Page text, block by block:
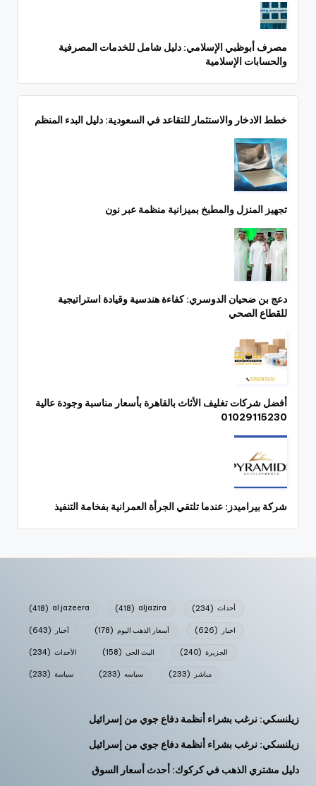
مصرف أبوظبي الإسلامي: دليل شامل للخدمات المصرفية
والحسابات الإسلامية
خطط الادخار والاستثمار للتقاعد في السعودية: دليل البدء المنظم
تجهيز المنزل والمطبخ بميزانية منظمة عبر نون
دعج بن ضحيان الدوسري: كفاءة هندسية وقيادة استراتيجية
للقطاع الصحي
أفضل شركات تغليف الأثاث بالقاهرة بأسعار مناسبة وجودة عالية
01029115230
شركة بيراميدز: عندما تلتقي الجرأة العمرانية بفخامة التنفيذ
al jazeera
(418) aljazira
(418) أحداث (234)
أخبار (643) أسعار الذهب اليوم (178) اخبار (626)
الأحداث (234) البث الحي (158) الجزيرة (240)
سياسة (233) سياسه (233) مباشر (233)
زيلنسكي: نرغب بشراء أنظمة دفاع جوي من إسرائيل
زيلنسكي: نرغب بشراء أنظمة دفاع جوي من إسرائيل
دليل مشتري الذهب في كركوك: أحدث أسعار السوق